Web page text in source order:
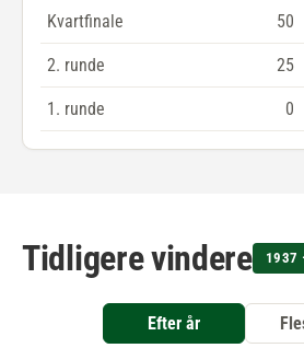
Kvartfinale 50
2. runde 25
1. runde 0
Tidligere vindere 1937
Efter år